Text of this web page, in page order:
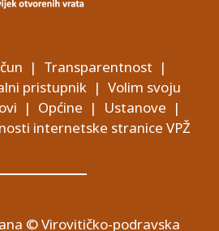
| Transparentnost |
pristupnik| Volim svoju
| Općine | Ustanove |
internetske stranice VPŽ
© Virovitičko-podravska